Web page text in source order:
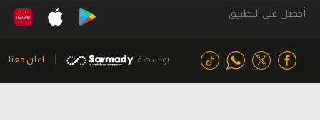
أحصل على التطبيق
بواسطة اعلن معنا